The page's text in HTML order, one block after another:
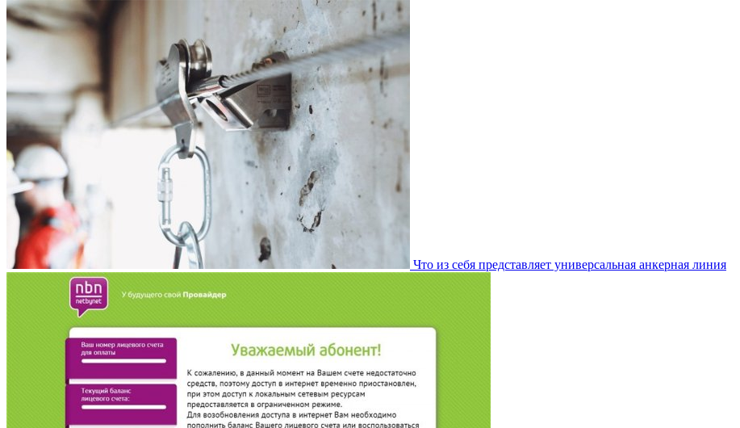
Что из себя представляет универсальная анкерная линия